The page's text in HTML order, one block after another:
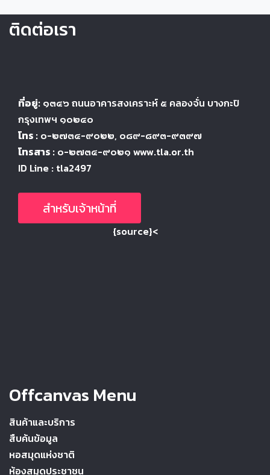
ติดต่อเรา
ที่อยู่: ๑๓๔๖ ถนนอาคารสงเคราะห์ ๕ คลองจั่น บางกะปิ
กรุงเทพฯ ๑๐๒๔๐
โทร : ๐-๒๗๓๔-๙๐๒๒, ๐๘๙-๘๙๓-๙๓๙๗
โทรสาร : ๐-๒๗๓๔-๙๐๒๑ www.tla.or.th
ID Line : tla2497
สำหรับเจ้าหน้าที่
{source}<
Offcanvas Menu
สินค้าและบริการ
สืบค้นข้อมูล
หอสมุดแห่งชาติ
ห้องสมุดประชาชน